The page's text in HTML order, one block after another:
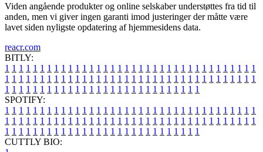
Viden angående produkter og online selskaber understøttes fra tid til
anden, men vi giver ingen garanti imod justeringer der måtte være
lavet siden nyligste opdatering af hjemmesidens data.
reacr.com
BITLY:
1 1 1 1 1 1 1 1 1 1 1 1 1 1 1 1 1 1 1 1 1 1 1 1 1 1 1 1 1 1 1 1 1 1 1 1
1 1 1 1 1 1 1 1 1 1 1 1 1 1 1 1 1 1 1 1 1 1 1 1 1 1 1 1 1 1 1 1 1 1 1 1
1 1 1 1 1 1 1 1 1 1 1 1 1 1 1 1 1 1 1 1 1 1 1 1 1 1 1 1
SPOTIFY:
1 1 1 1 1 1 1 1 1 1 1 1 1 1 1 1 1 1 1 1 1 1 1 1 1 1 1 1 1 1 1 1 1 1 1 1
1 1 1 1 1 1 1 1 1 1 1 1 1 1 1 1 1 1 1 1 1 1 1 1 1 1 1 1 1 1 1 1 1 1 1 1
1 1 1 1 1 1 1 1 1 1 1 1 1 1 1 1 1 1 1 1 1 1 1 1 1 1 1 1
CUTTLY BIO: